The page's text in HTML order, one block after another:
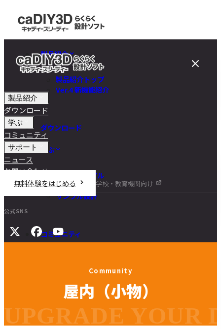
製品紹介
製品紹介トップ
Ver.4 新機能紹介
ダウンロード
学ぶ
チュートリアル
DIY講座
サンプル設計
コミュニティ
よくある質問
マニュアル
旧バージョンダウンロード
製品紹介
ダウンロード
学ぶ
コミュニティ
サポート
ニュース
お問い合わせ
無料体験をはじめる
学校・教育機関向け
公式SNS
Co mmu nity
屋内 （小物）
UPGRADE YOUR